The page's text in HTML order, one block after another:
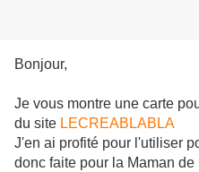
Bonjour,
Je vous montre une carte
du site LECREABLABLA
J'en ai profité pour l'utiliser
donc faite pour la Maman de